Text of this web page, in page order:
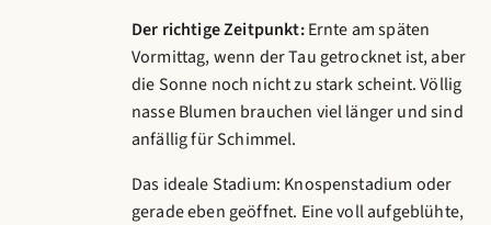
Der richtige Zeitpunkt:Ernte am späten
Vormittag, wenn der Tau getrocknet ist, aber
die Sonne noch nicht zu stark scheint. Völlig
nasse Blumen brauchen viel länger und sind
anfällig für Schimmel.
Das ideale Stadium: Knospenstadium oder
gerade eben geöffnet. Eine voll aufgeblühte,